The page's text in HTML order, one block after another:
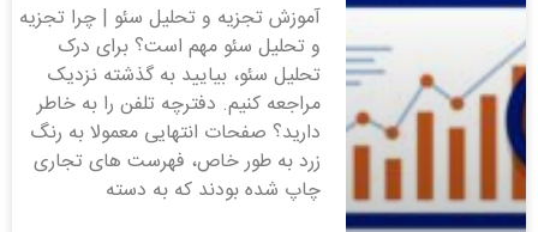
آموزش تجزیه و تحلیل سئو | چرا تجزیه
و تحلیل سئو مهم است؟ برای درک
تحلیل سئو، بیایید به گذشته نزدیک
مراجعه کنیم. دفترچه تلفن را به خاطر
دارید؟ صفحات انتهایی معمولا به رنگ
زرد به طور خاص، فهرست های تجاری
چاپ شده بودند که به دسته